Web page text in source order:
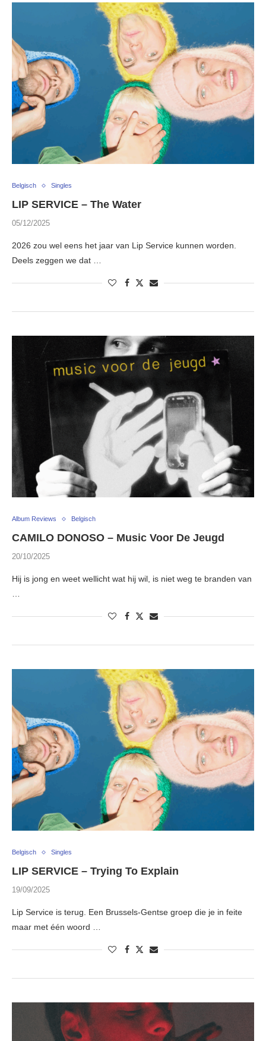
Belgisch Singles
LIP SERVICE – The Water
05/12/2025
2026 zou wel eens het jaar van Lip Service kunnen worden.
Deels zeggen we dat …
Album Reviews Belgisch
CAMILO DONOSO – Music Voor De Jeugd
20/10/2025
Hij is jong en weet wellicht wat hij wil, is niet weg te branden van
…
Belgisch Singles
LIP SERVICE – Trying To Explain
19/09/2025
Lip Service is terug. Een Brussels-Gentse groep die je in feite
maar met één woord …